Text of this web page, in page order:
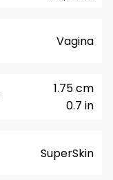
Vagina
0.7 in
1.75 cm
SuperSkin